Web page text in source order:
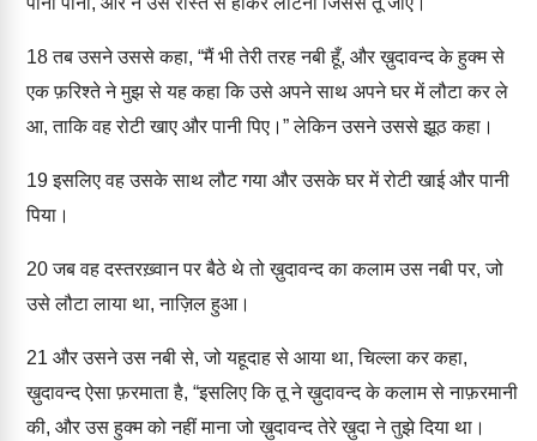
18तब उसने उससे कहा, “मैं भी तेरी तरह नबी हूँ, और ख़ुदावन्द के हुक्म से
एक फ़रिश्ते ने मुझ से यह कहा कि उसे अपने साथ अपने घर में लौटा कर ले
आ, ताकि वह रोटी खाए और पानी पिए।” लेकिन उसने उससे झूठ कहा।
19इसलिए वह उसके साथ लौट गया और उसके घर में रोटी खाई और पानी
पिया।
20जब वह दस्तरख़्वान पर बैठे थे तो ख़ुदावन्द का कलाम उस नबी पर, जो
उसे लौटा लाया था, नाज़िल हुआ।
21 और उसने उस नबी से, जो यहूदाह से आया था, चिल्ला कर कहा,
ख़ुदावन्द ऐसा फ़रमाता है, “इसलिए कि तू ने ख़ुदावन्द के कलाम से नाफ़रमानी
की, और उस हुक्म को नहीं माना जो ख़ुदावन्द तेरे ख़ुदा ने तुझे दिया था।